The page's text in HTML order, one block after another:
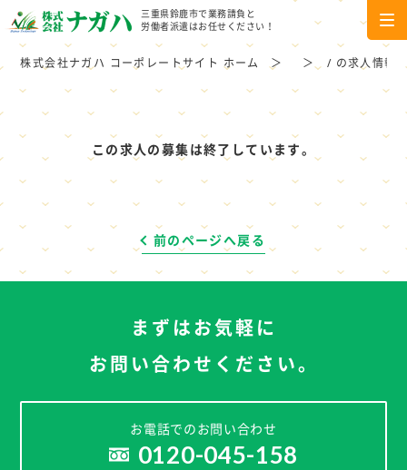
三重県鈴鹿市で業務請負と
労働者派遣はお任せください！
株式会社ナガハ コーポレートサイト ホーム / の求人情報
この求人の募集は終了しています。
前のページへ戻る
まずはお気軽に
お問い合わせください。
お電話でのお問い合わせ
0120-045-158